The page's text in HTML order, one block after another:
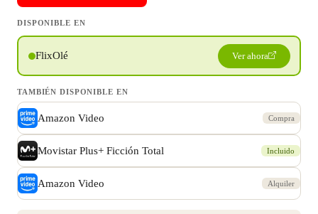
DISPONIBLE EN
FlixOlé Ver ahora
TAMBIÉN DISPONIBLE EN
Amazon Video Compra
Movistar Plus+ Ficción Total Incluido
Amazon Video Alquiler